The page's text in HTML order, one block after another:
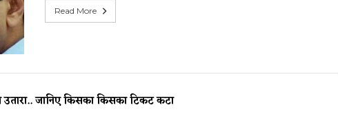
Read More
जानिए किसका किसका टिकट कटा